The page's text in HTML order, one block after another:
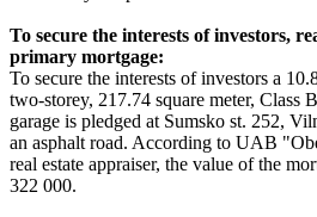
To secure the interests of investors,
primary mortgage:
To secure the interests of investors a
two-storey, 217.74 square meter, Class
garage is pledged at Sumsko st. 252,
an asphalt road. According to UAB
real estate appraiser, the value of the
322 000.